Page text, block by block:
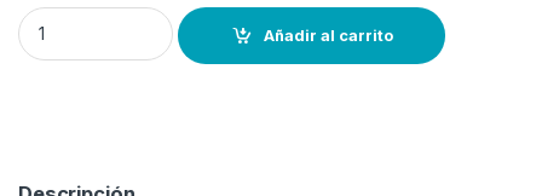
Bandera Embarcación con Buceador- "ALFA" -adhesiva quantity
Añadir al carrito